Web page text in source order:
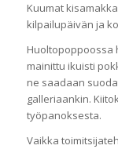
Kuumat
kilpailupäivän ja
Huoltopoppoossa
mainittu ikuisti
ne saadaan
galleriaankin.
työpanoksesta.
Vaikka